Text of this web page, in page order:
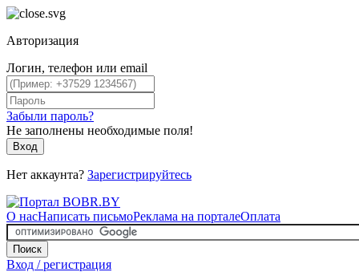
Авторизация
Логин, телефон или email
Забыли пароль?
Не заполнены необходимые поля!
Вход
Нет аккаунта? Зарегистрируйтесь
О насНаписать письмоРеклама на порталеОплата
Поиск
Вход / регистрация